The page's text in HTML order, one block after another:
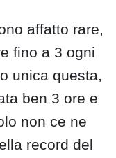
affatto rare,
fino a 3 ogni
unica questa,
ben 3 ore e
non ce ne
record del